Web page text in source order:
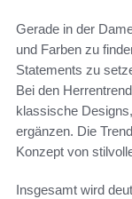
Gerade in der
und Farben zu
Statements zu
Bei den
klassische
ergänzen. Die
Konzept von
Insgesamt wird